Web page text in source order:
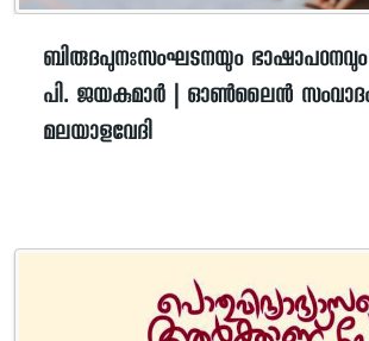
ബിരുദപുനഃസംഘടനയും
പി. ജയകുമാർ | ഓൺലൈൻ സംവാദം |
മലയാളവേദി